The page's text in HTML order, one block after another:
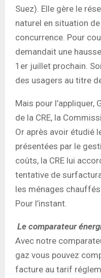
Suez). Elle gère le
naturel en situation
concurrence. Pour
demandait une
1er juillet prochain.
des usagers au titre
Mais pour l’appliquer,
de la CRE, la
Or après avoir étudié
présentées par le
coûts, la CRE lui
tentative de
les ménages chauffés
Pour l’instant.
Le comparateur
Avec notre
gaz vous pouvez
facture au tarif